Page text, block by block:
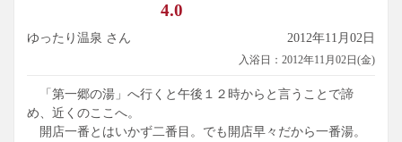
4.0
ゆったり温泉 さん 2012年11月02日
入浴日：2012年11月02日(金)
「第一郷の湯」へ行くと午後１２時からと言うことで諦
め、近くのここへ。
開店一番とはいかず二番目。でも開店早々だから一番湯。